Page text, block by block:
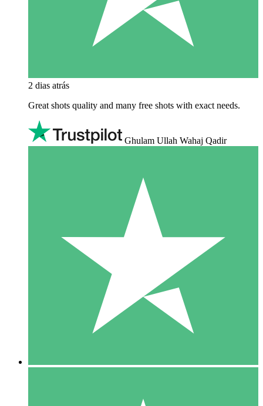
2 dias atrás
Great shots quality and many free shots with exact needs.
Ghulam Ullah Wahaj Qadir